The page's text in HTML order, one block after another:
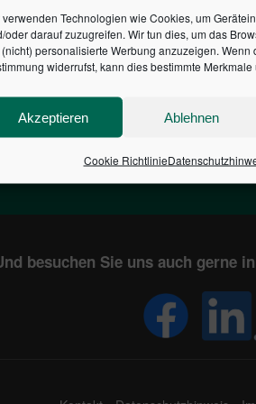
verwenden Technologien wie Cookies, um
oder darauf zuzugreifen. Wir tun dies, um das
personalisierte Werbung anzuzeigen. Wenn
widerrufst, kann dies bestimmte
Akzeptieren Ablehnen
Cookie Richtlinie
DES
€
besuchen Sie uns auch gerne